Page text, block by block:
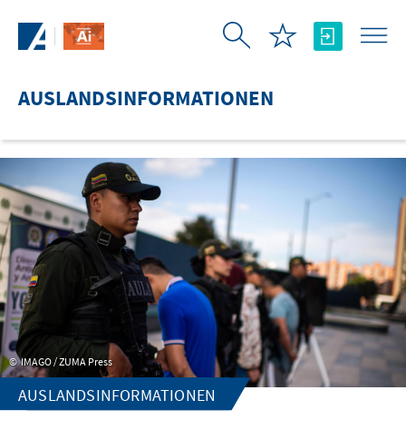
AUSLANDSINFORMATIONEN
IMAGO / ZUMA Press
AUSLANDSINFORMATIONEN